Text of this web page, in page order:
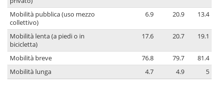
Mobilità pubblica (uso mezzo
collettivo)
6.9 20.9 13.4
Mobilità lenta (a piedi o in
bicicletta)
17.6 20.7 19.1
Mobilità breve 76.8 79.7
81.4
Mobilità lunga
4.7 4.9 5